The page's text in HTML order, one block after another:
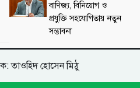
বাণিজ্য, বিনিয়োগ ও
প্রযুক্তি সহযোগিতায় নতুন
সম্ভাবনা
তাওহিদ হোসেন মিঠু